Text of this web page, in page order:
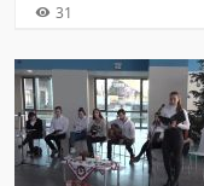
31